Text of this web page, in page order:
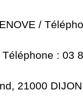
/
: 03
21000